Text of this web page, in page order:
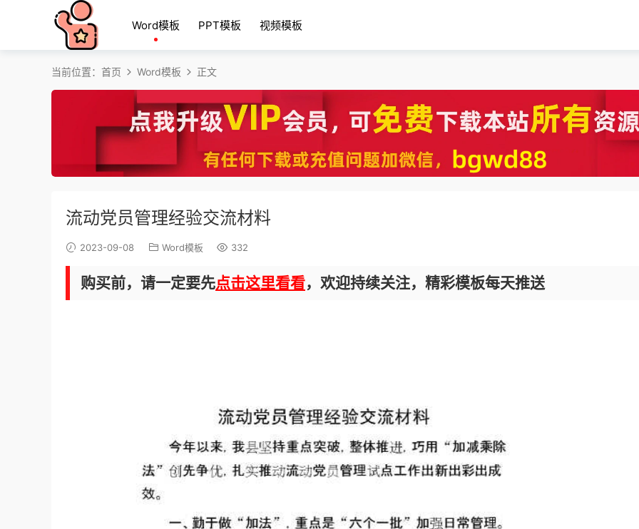
Word模板 PPT模板 视频模板
当前位置： 首页 Word模板 正文
流动党员管理经验交流材料
2023-09-08 Word模板 332
购买前，请一定要先点击这里看看，欢迎持续关注，精彩模板每天推送